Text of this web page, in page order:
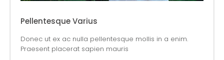
Pellentesque Varius
Donec ut ex ac nulla pellentesque mollis in a enim.
Praesent placerat sapien mauris